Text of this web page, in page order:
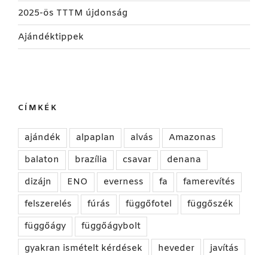
2025-ös TTTM újdonság
Ajándéktippek
CÍMKÉK
ajándék alpaplan alvás
Amazonas
balaton
brazília csavar
denana
dizájn
ENO everness fa
famerevítés
felszerelés
fúrás függőfotel
függőszék
függőágy
függőágybolt
gyakran ismételt kérdések
heveder
javítás